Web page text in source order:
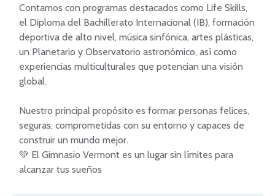
Contamos con programas destacados como Life Skills,
el Diploma del Bachillerato Internacional (IB), formación
deportiva de alto nivel, música sinfónica, artes plásticas,
un Planetario y Observatorio astronómico, así como
experiencias multiculturales que potencian una visión
global.
Nuestro principal propósito es formar personas felices,
seguras, comprometidas con su entorno y capaces de
construir un mundo mejor.
💚 El Gimnasio Vermont es un lugar sin límites para
alcanzar tus sueños